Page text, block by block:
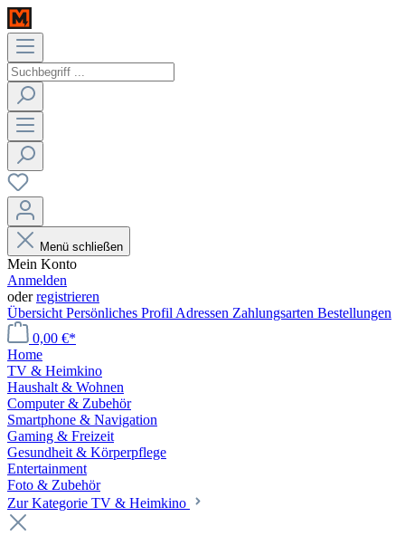
Menü schließen
Mein Konto
Anmelden
oderregistrieren
Übersicht Persönliches Profil Adressen Zahlungsarten Bestellungen
0,00 €*
Home
TV & Heimkino
Haushalt & Wohnen
Computer & Zubehör
Smartphone & Navigation
Gaming & Freizeit
Gesundheit & Körperpflege
Entertainment
Foto & Zubehör
Zur Kategorie TV & Heimkino